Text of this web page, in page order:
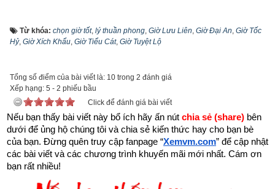
một cách chính xác không kém “Mã Tiền Khóa
Lý Thế Dân vì để đoán vận mệnh của Đường triều nên đã mời
hai vị đại sư Lý Thuần Phong và Viên Thiên Cương đến suy
tính. Không ngờ, Lý Thuần Phong suy tính ra đến vận mệnh
của Trung Quốc 2000 năm sau. Cho đến lúc Viên Thiên Cang
đẩy lưng của Lý Thuần Phong và nói: “Thiên cơ không thể tiết
lộ, hay là đi về nghỉ ngơi đi!” thì mới dừng lại. Cho nên cuốn
sách này được đặt tên là “Thôi Bối Đồ” (ý là đẩy lưng). Vì
cuốn sách này tiên đoán quá chuẩn xác nên trong ba triều
Từ khóa: chọn giờ tốt, lý thuần phong, Giờ Lưu Liên, Giờ Đại An, Giờ Tốc
Hỷ, Giờ Xích Khẩu, Giờ Tiểu Cát, Giờ Tuyệt Lộ
Tổng số điểm của bài viết là: 10 trong 2 đánh giá
Xếp hạng: 5 - 2 phiếu bầu
Click để đánh giá bài viết
Nếu bạn thấy bài viết này bổ ích hãy ấn nút chia sẻ (share) bên
dưới để ủng hộ chúng tôi và chia sẻ kiến thức hay cho bạn bè
của bạn. Đừng quên truy cập fanpage “Xemvm.com” để cập nhật
các bài viết và các chương trình khuyến mãi mới nhất. Cám ơn
bạn rất nhiều!